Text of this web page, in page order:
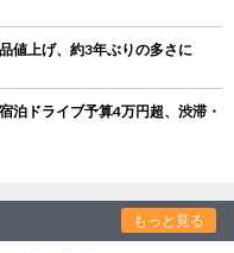
値上げ、約3年ぶりの多さに
ドライブ予算4万円超、渋滞・
もっと見る